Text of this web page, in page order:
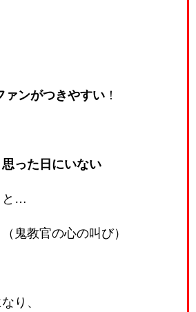
ァンがつきやすい ！
思った日にいない
と…
鬼教官の心の叫び）
り、